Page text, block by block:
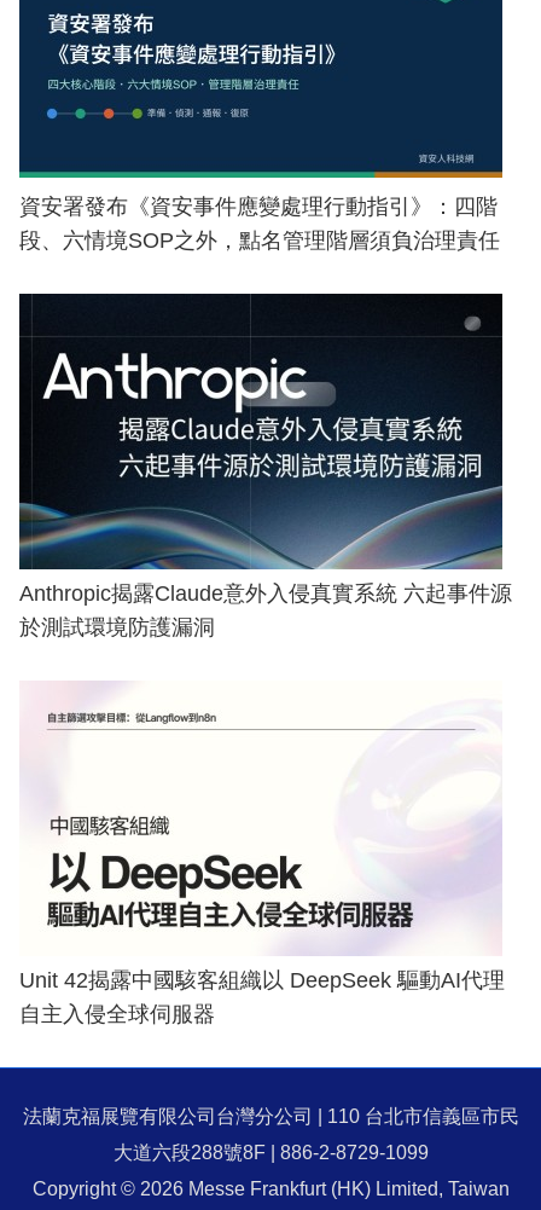
資安署發布《資安事件應變處理行動指引》：四階
段、六情境SOP之外，點名管理階層須負治理責任
Anthropic揭露Claude意外入侵真實系統 六起事件源
於測試環境防護漏洞
Unit 42揭露中國駭客組織以 DeepSeek 驅動AI代理
自主入侵全球伺服器
法蘭克福展覽有限公司台灣分公司 | 110 台北市信義區市民
大道六段288號8F | 886-2-8729-1099
Copyright © 2026 Messe Frankfurt (HK) Limited, Taiwan